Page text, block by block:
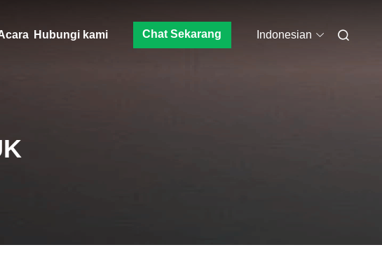
Hubungi kami Chat Sekarang Indonesian